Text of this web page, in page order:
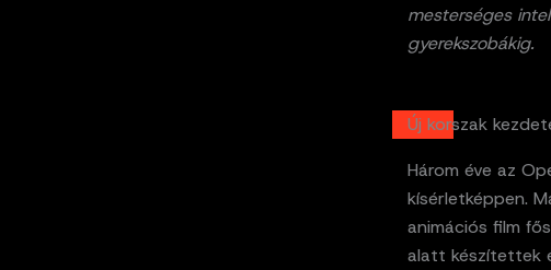
mesterséges
gyerekszobákig.
Új korszak
Három éve az
kísérletképpen.
animációs film
alatt készítettek